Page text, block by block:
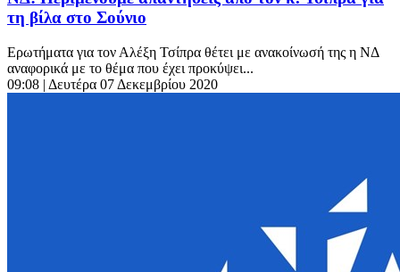
τη βίλα στο Σούνιο
Ερωτήματα για τον Αλέξη Τσίπρα θέτει με ανακοίνωσή της η ΝΔ
αναφορικά με το θέμα που έχει προκύψει...
09:08 | Δευτέρα 07 Δεκεμβρίου 2020